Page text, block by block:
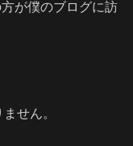
が僕のブログに訪
せん。